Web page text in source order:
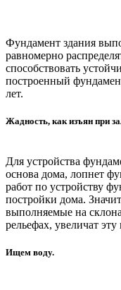
Фундамент здания
равномерно
способствовать
построенный
лет.
Жадность, как изъян при
Для устройства
основа дома, лопнет
работ по устройству
постройки дома.
выполняемые на
рельефах, увеличат
Ищем воду.